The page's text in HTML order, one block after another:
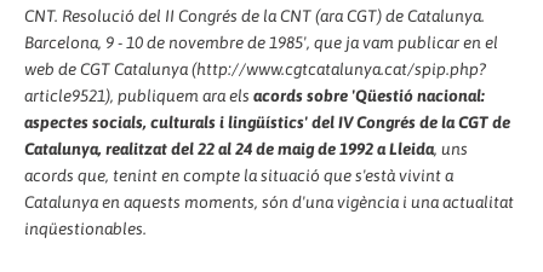
CNT. Resolució del II Congrés de la CNT (ara CGT) de Catalunya.
Barcelona, 9 - 10 de novembre de 1985', que ja vam publicar en el
web de CGT Catalunya (http://www.cgtcatalunya.cat/spip.php?
article9521), publiquem ara els acords sobre 'Qüestió nacional:
aspectes socials, culturals i lingüístics' del IV Congrés de la CGT de
Catalunya, realitzat del 22 al 24 de maig de 1992 a Lleida, uns
acords que, tenint en compte la situació que s'està vivint a
Catalunya en aquests moments, són d'una vigència i una actualitat
inqüestionables.